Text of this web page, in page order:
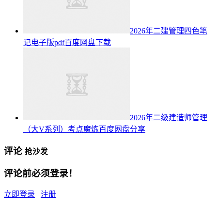
2026年二建管理四色笔
记电子版pdf百度网盘下载
2026年二级建造师管理
（大V系列）考点魔炼百度网盘分享
评论 抢沙发
评论前必须登录！
立即登录 注册